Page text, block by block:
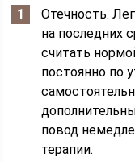
Отечность.
на последних
считать
постоянно по
повод
терапии.